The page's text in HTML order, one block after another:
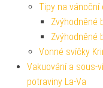
Tipy na vánoční
Zvýhodněné
Zvýhodněné
Vonné svíčky
Vakuování a sous-
potraviny La-Va